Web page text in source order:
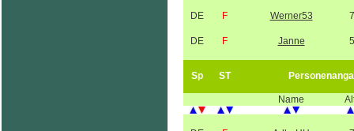
DE F Werner53
DE F Janne
Sp ST
Name